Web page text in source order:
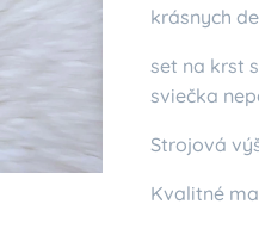
krásnych
set na krst
sviečka
Strojová
Kvalitné